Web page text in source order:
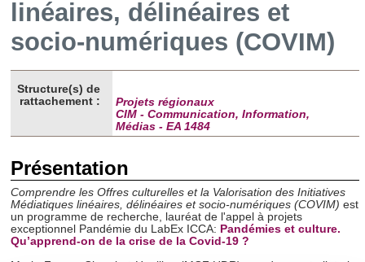
linéaires, délinéaires et
socio-numériques (COVIM)
Structure(s) de
rattachement :
Projets régionaux
CIM - Communication, Information,
Médias - EA 1484
Présentation
Comprendre les Offres culturelles et la Valorisation des Initiatives
Médiatiques linéaires, délinéaires et socio-numériques (COVIM) est
un programme de recherche, lauréat de l'appel à projets
exceptionnel Pandémie du LabEx ICCA: Pandémies et culture.
Qu’apprend-on de la crise de la Covid-19 ?